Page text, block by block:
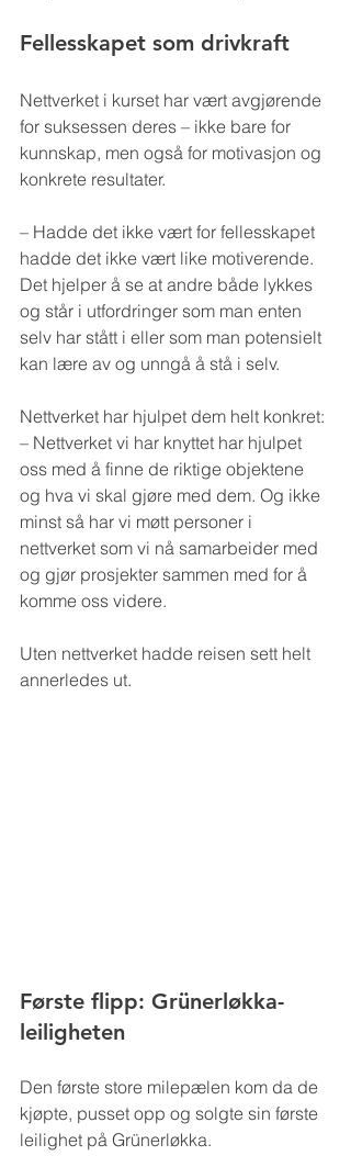
Fellesskapet som drivkraft
Nettverket i kurset har vært avgjørende
for suksessen deres – ikke bare for
kunnskap, men også for motivasjon og
konkrete resultater.
– Hadde det ikke vært for fellesskapet
hadde det ikke vært like motiverende.
Det hjelper å se at andre både lykkes
og står i utfordringer som man enten
selv har stått i eller som man potensielt
kan lære av og unngå å stå i selv.
Nettverket har hjulpet dem helt konkret:
– Nettverket vi har knyttet har hjulpet
oss med å finne de riktige objektene
og hva vi skal gjøre med dem. Og ikke
minst så har vi møtt personer i
nettverket som vi nå samarbeider med
og gjør prosjekter sammen med for å
komme oss videre.
Uten nettverket hadde reisen sett helt
annerledes ut.
Første flipp: Grünerløkka-
leiligheten
Den første store milepælen kom da de
kjøpte, pusset opp og solgte sin første
leilighet på Grünerløkka.